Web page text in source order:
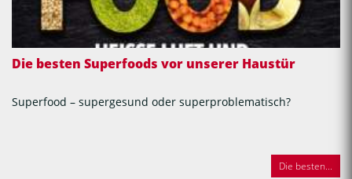
Die besten Superfoods vor unserer Haustür
Superfood – supergesund oder superproblematisch?
Die besten...